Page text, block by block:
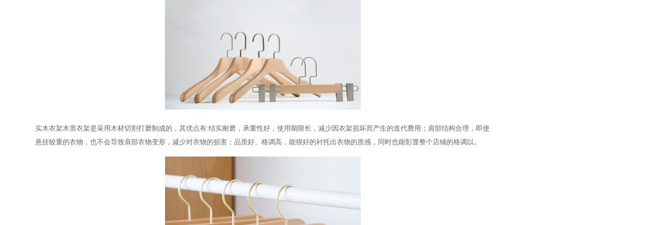
实木衣架木质衣架是采用木材切割打磨制成的，其优点有:结实耐磨，承重性好，使用期限长，减少因衣架损坏而产生的迭代费用；肩部结构合理，即使
悬挂较重的衣物，也不会导致肩部衣物变形，减少对衣物的损害；品质好、格调高，能很好的衬托出衣物的质感，同时也能彰显整个店铺的格调以。